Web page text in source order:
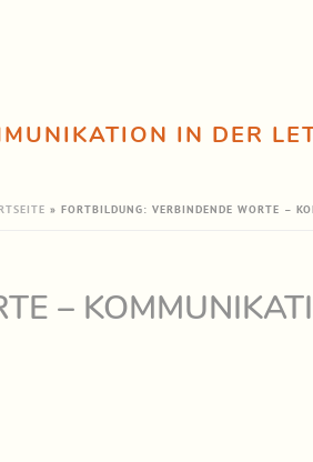
IN DER
» FORTBILDUNG: VERBINDENDE WORTE –
–